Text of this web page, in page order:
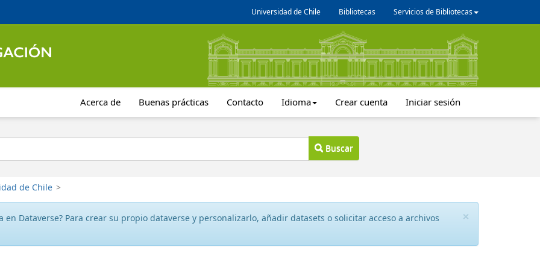
Universidad de Chile Bibliotecas Servicios de Bibliotecas
Acerca de Buenas prácticas Contacto Idioma Crear cuenta Iniciar sesión
Buscar
de Chile >
×
en Dataverse? Para crear su propio dataverse y personalizarlo, añadir datasets o solicitar acceso a archivos